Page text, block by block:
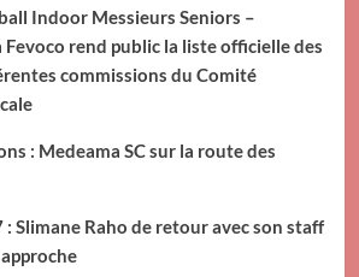
Indoor Messieurs Seniors –
Fevoco rend public la liste officielle des
commissions du Comité
: Medeama SC sur la route des
Slimane Raho de retour avec son staff